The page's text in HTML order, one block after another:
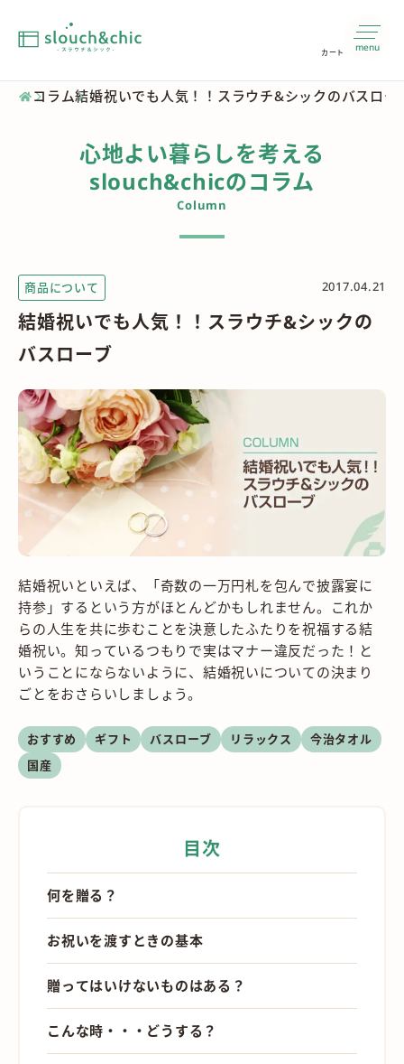
カート menu
コラム結婚祝いでも人気！！スラウチ&シックのバスロー
心地よい暮らしを考える
slouch&chicのコラム
Column
商品について 2017.04.21
結婚祝いでも人気！！スラウチ&シックの
バスローブ
結婚祝いといえば、「奇数の一万円札を包んで披露宴に
持参」するという方がほとんどかもしれません。これか
らの人生を共に歩むことを決意したふたりを祝福する結
婚祝い。知っているつもりで実はマナー違反だった！と
いうことにならないように、結婚祝いについての決まり
ごとをおさらいしましょう。
おすすめ ギフト バスローブ リラックス
今治タオル
国産
目次
何を贈る？
お祝いを渡すときの基本
贈ってはいけないものはある？
こんな時・・・どうする？